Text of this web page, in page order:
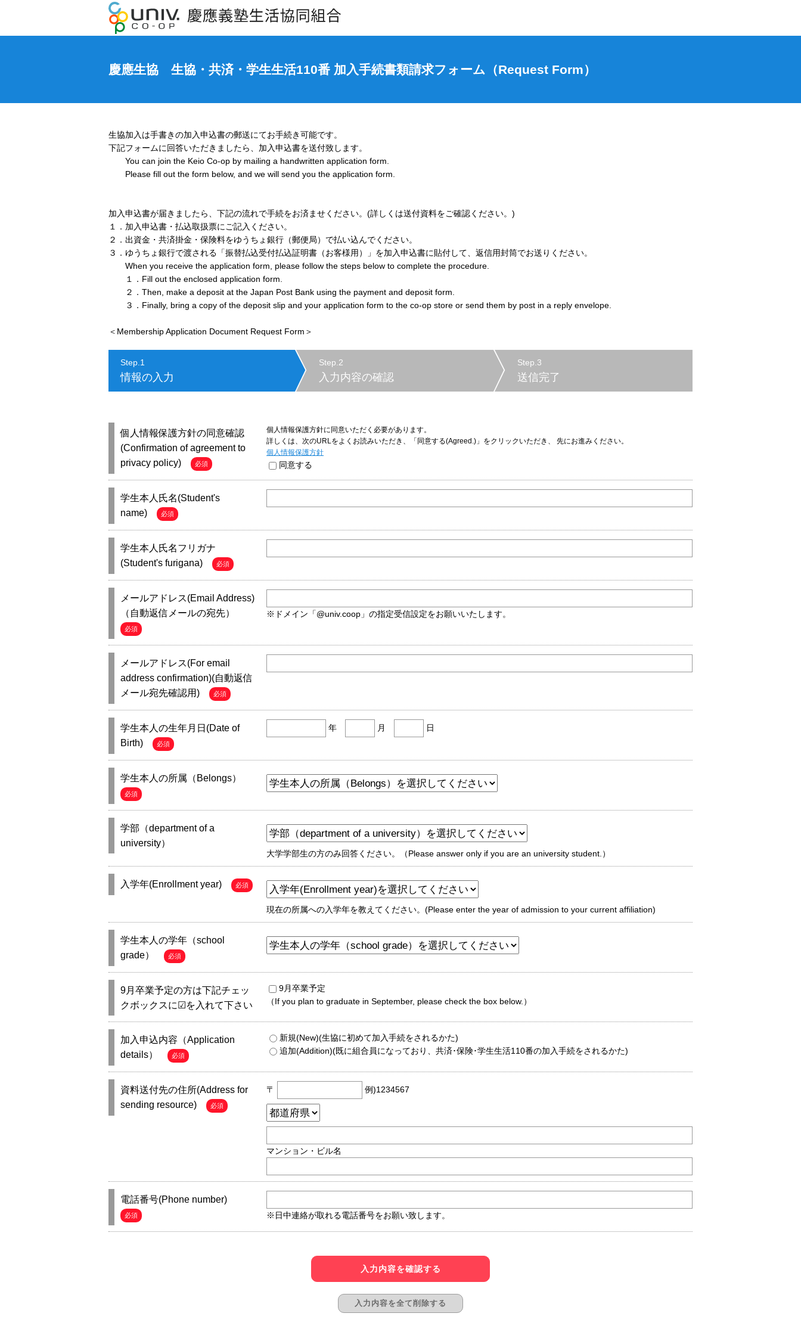
慶應生協 生協・共済・学生生活110番 加入手続書類請求フォーム（Request Form）
生協加入は手書きの加入申込書の郵送にてお手続き可能です。
下記フォームに回答いただきましたら、加入申込書を送付致します。
You can join the Keio Co-op by mailing a handwritten application form.
Please fill out the form below, and we will send you the application form.
加入申込書が届きましたら、下記の流れで手続をお済ませください。(詳しくは送付資料をご確認ください。)
１．加入申込書・払込取扱票にご記入ください。
２．出資金・共済掛金・保険料をゆうちょ銀行（郵便局）で払い込んでください。
３．ゆうちょ銀行で渡される「振替払込受付払込証明書（お客様用）」を加入申込書に貼付して、返信用封筒でお送りください。
When you receive the application form, please follow the steps below to complete the procedure.
１．Fill out the enclosed application form.
２．Then, make a deposit at the Japan Post Bank using the payment and deposit form.
３．Finally, bring a copy of the deposit slip and your application form to the co-op store or send them by post in a reply envelope.
＜Membership Application Document Request Form＞
Step.1
情報の入力
Step.2
入力内容の確認
Step.3
送信完了
個人情報保護方針の同意確認
(Confirmation of agreement to
privacy policy)
必須
個人情報保護方針に同意いただく必要があります。
詳しくは、次のURLをよくお読みいただき、「同意する(Agreed.)」をクリックいただき、 先にお進みください。
個人情報保護方針
同意する
学生本人氏名(Student's
name)
必須
学生本人氏名フリガナ
(Student's furigana)
必須
メールアドレス(Email Address)
（自動返信メールの宛先）
必須
※ドメイン「@univ.coop」の指定受信設定をお願いいたします。
メールアドレス(For email
address confirmation)(自動返信
メール宛先確認用)
必須
学生本人の生年月日(Date of
Birth)
必須
年 月 日
学生本人の所属（Belongs）
必須
学部（department of a
university）
大学学部生の方のみ回答ください。（Please answer only if you are an university student.）
入学年(Enrollment year) 必須
現在の所属への入学年を教えてください。(Please enter the year of admission to your current affiliation)
学生本人の学年（school
grade）
必須
9月卒業予定の方は下記チェッ
クボックスに☑を入れて下さい
9月卒業予定
（If you plan to graduate in September, please check the box below.）
加入申込内容（Application
details）
必須
新規(New)(生協に初めて加入手続をされるかた)
追加(Addition)(既に組合員になっており、共済･保険･学生生活110番の加入手続をされるかた)
資料送付先の住所(Address for
sending resource)
必須
〒 例)1234567
マンション・ビル名
電話番号(Phone number)
必須 ※日中連絡が取れる電話番号をお願い致します。
入力内容を確認する
入力内容を全て削除する